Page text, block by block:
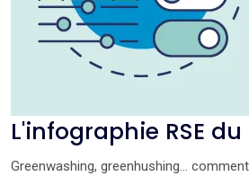
L'infographie RSE
Greenwashing, greenhushing…